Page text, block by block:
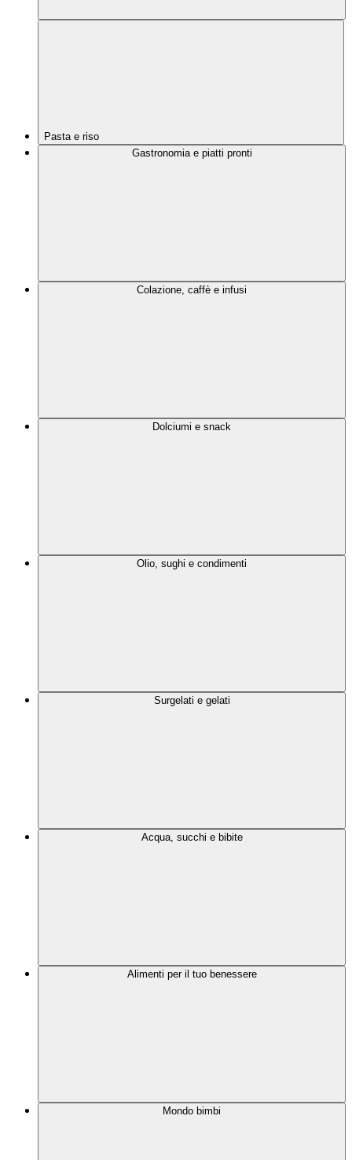
Pasta e riso
Gastronomia e piatti pronti
Colazione, caffè e infusi
Dolciumi e snack
Olio, sughi e condimenti
Surgelati e gelati
Acqua, succhi e bibite
Alimenti per il tuo benessere
Mondo bimbi